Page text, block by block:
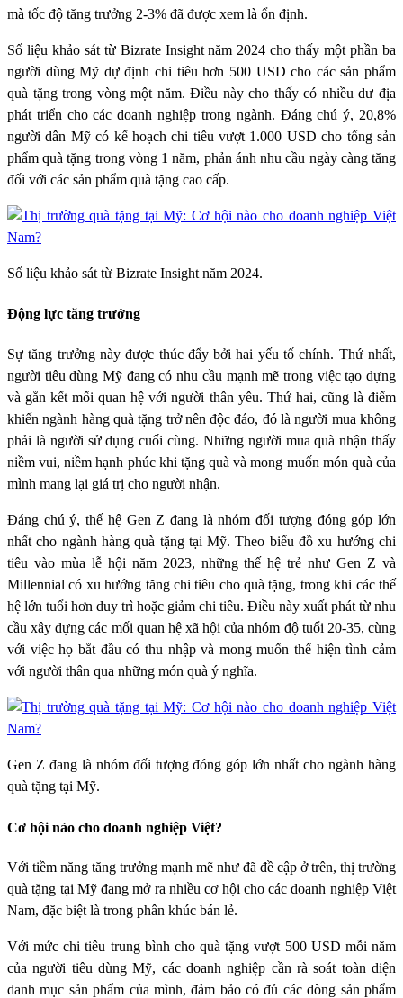
mà tốc độ tăng trưởng 2-3% đã được xem là ổn định.
Số liệu khảo sát từ Bizrate Insight năm 2024 cho thấy một phần ba
người dùng Mỹ dự định chi tiêu hơn 500 USD cho các sản phẩm
quà tặng trong vòng một năm. Điều này cho thấy có nhiều dư địa
phát triển cho các doanh nghiệp trong ngành. Đáng chú ý, 20,8%
người dân Mỹ có kế hoạch chi tiêu vượt 1.000 USD cho tổng sản
phẩm quà tặng trong vòng 1 năm, phản ánh nhu cầu ngày càng tăng
đối với các sản phẩm quà tặng cao cấp.
Số liệu khảo sát từ Bizrate Insight năm 2024.
Động lực tăng trưởng
Sự tăng trưởng này được thúc đẩy bởi hai yếu tố chính. Thứ nhất,
người tiêu dùng Mỹ đang có nhu cầu mạnh mẽ trong việc tạo dựng
và gắn kết mối quan hệ với người thân yêu. Thứ hai, cũng là điểm
khiến ngành hàng quà tặng trở nên độc đáo, đó là người mua không
phải là người sử dụng cuối cùng. Những người mua quà nhận thấy
niềm vui, niềm hạnh phúc khi tặng quà và mong muốn món quà của
mình mang lại giá trị cho người nhận.
Đáng chú ý, thế hệ Gen Z đang là nhóm đối tượng đóng góp lớn
nhất cho ngành hàng quà tặng tại Mỹ. Theo biểu đồ xu hướng chi
tiêu vào mùa lễ hội năm 2023, những thế hệ trẻ như Gen Z và
Millennial có xu hướng tăng chi tiêu cho quà tặng, trong khi các thế
hệ lớn tuổi hơn duy trì hoặc giảm chi tiêu. Điều này xuất phát từ nhu
cầu xây dựng các mối quan hệ xã hội của nhóm độ tuổi 20-35, cùng
với việc họ bắt đầu có thu nhập và mong muốn thể hiện tình cảm
với người thân qua những món quà ý nghĩa.
Gen Z đang là nhóm đối tượng đóng góp lớn nhất cho ngành hàng
quà tặng tại Mỹ.
Cơ hội nào cho doanh nghiệp Việt?
Với tiềm năng tăng trưởng mạnh mẽ như đã đề cập ở trên, thị trường
quà tặng tại Mỹ đang mở ra nhiều cơ hội cho các doanh nghiệp Việt
Nam, đặc biệt là trong phân khúc bán lẻ.
Với mức chi tiêu trung bình cho quà tặng vượt 500 USD mỗi năm
của người tiêu dùng Mỹ, các doanh nghiệp cần rà soát toàn diện
danh mục sản phẩm của mình, đảm bảo có đủ các dòng sản phẩm